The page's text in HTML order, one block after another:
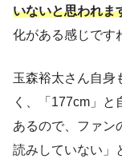
いないと思われま
化がある感じです
玉森裕太さん自身
く、「177cm」と
あるので、ファン
読みしていない」